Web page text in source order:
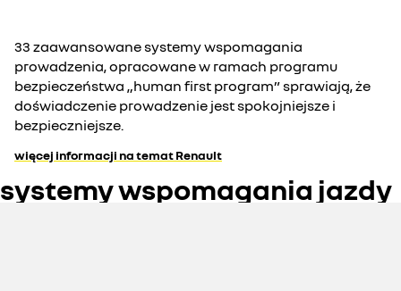
33 zaawansowane systemy wspomagania
prowadzenia, opracowane w ramach programu
bezpieczeństwa „human first program” sprawiają, że
doświadczenie prowadzenie jest spokojniejsze i
bezpieczniejsze.
więcej informacji na temat Renault
systemy wspomagania jazdy